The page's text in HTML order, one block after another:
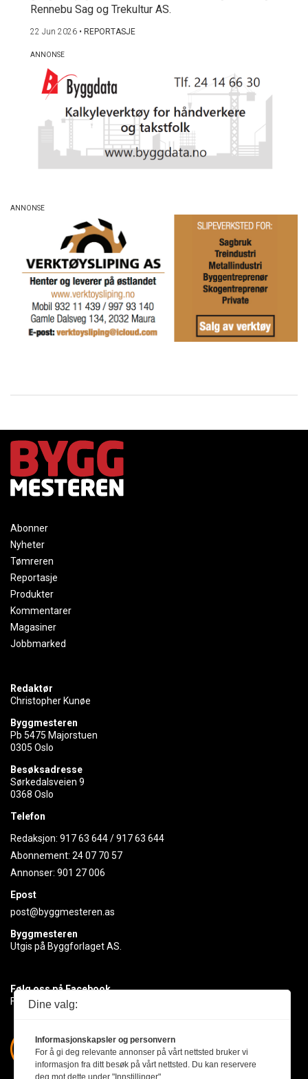
Rennebu Sag og Trekultur AS.
22 Jun 2026 • REPORTASJE
Abonner
Nyheter
Tømreren
Reportasje
Produkter
Kommentarer
Magasiner
Jobbmarked
Redaktør
Christopher Kunøe
Byggmesteren
Pb 5475 Majorstuen
0305 Oslo
Besøksadresse
Sørkedalsveien 9
0368 Oslo
Telefon
Redaksjon: 917 63 644/917 63 644
Abonnement: 24 07 70 57
Annonser: 901 27 006
Epost
post@byggmesteren.as
Byggmesteren
Utgis på Byggforlaget AS.
Følg oss på Facebook
Få med deg det siste innen byggebransjen
Dine valg:
Informasjonskapsler og personvern
For å gi deg relevante annonser på vårt nettsted bruker vi
informasjon fra ditt besøk på vårt nettsted. Du kan reservere
deg mot dette under "Innstillinger".